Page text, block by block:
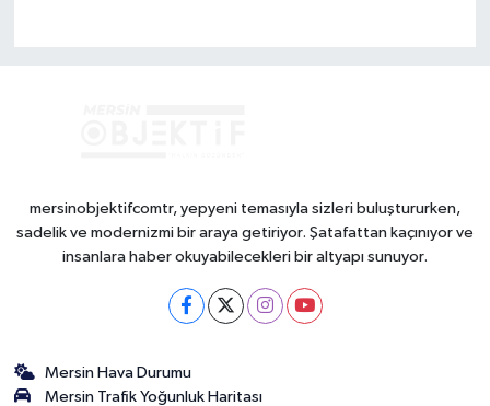
mersinobjektifcomtr, yepyeni temasıyla sizleri buluştururken,
sadelik ve modernizmi bir araya getiriyor. Şatafattan kaçınıyor ve
insanlara haber okuyabilecekleri bir altyapı sunuyor.
Mersin Hava Durumu
Mersin Trafik Yoğunluk Haritası